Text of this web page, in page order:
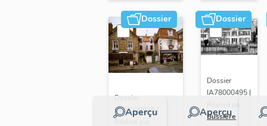
Dossier
Aperçu
Dossier
IA78000985 |
Dossier
Aperçu
Dossier
IA78000495 |
Bussière